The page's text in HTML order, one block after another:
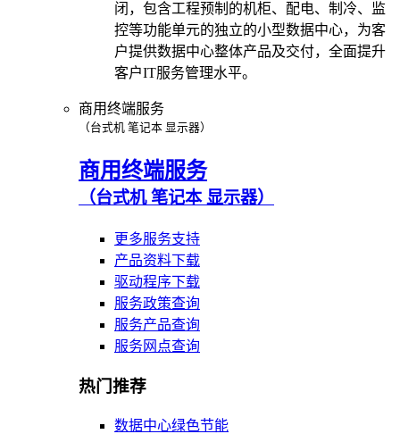
闭，包含工程预制的机柜、配电、制冷、监
控等功能单元的独立的小型数据中心，为客
户提供数据中心整体产品及交付，全面提升
客户IT服务管理水平。
商用终端服务
（台式机 笔记本 显示器）
商用终端服务
（台式机 笔记本 显示器）
更多服务支持
产品资料下载
驱动程序下载
服务政策查询
服务产品查询
服务网点查询
热门推荐
数据中心绿色节能